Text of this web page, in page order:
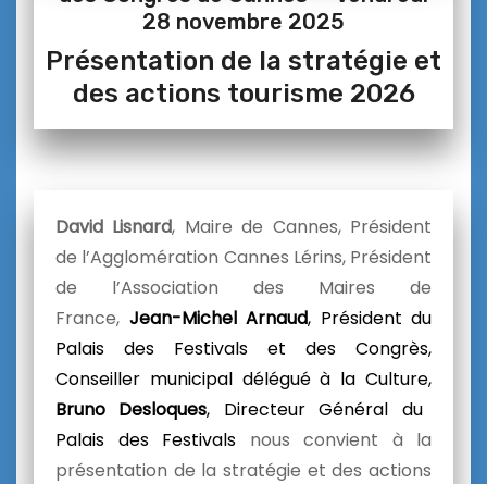
28 novembre 2025
Présentation de la stratégie et
des actions tourisme 2026
David Lisnard, Maire de Cannes, Président
de l’Agglomération Cannes Lérins, Président
de l’Association des Maires de
France, Jean-Michel Arnaud, Président du
Palais des Festivals et des Congrès,
Conseiller municipal délégué à la Culture,
Bruno Desloques, Directeur Général du
Palais des Festivals nous convient à la
présentation de la stratégie et des actions